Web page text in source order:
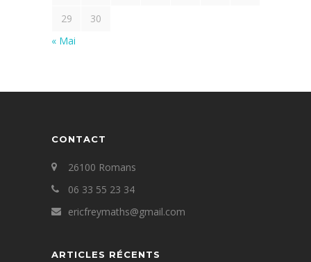
29
30
« Mai
CONTACT
26100 Romans
06 33 55 23 34
ericfreymaths@gmail.com
ARTICLES RÉCENTS